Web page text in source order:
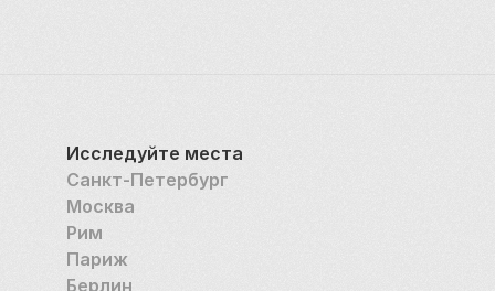
Исследуйте места
Санкт-Петербург
Москва
Рим
Париж
Берлин